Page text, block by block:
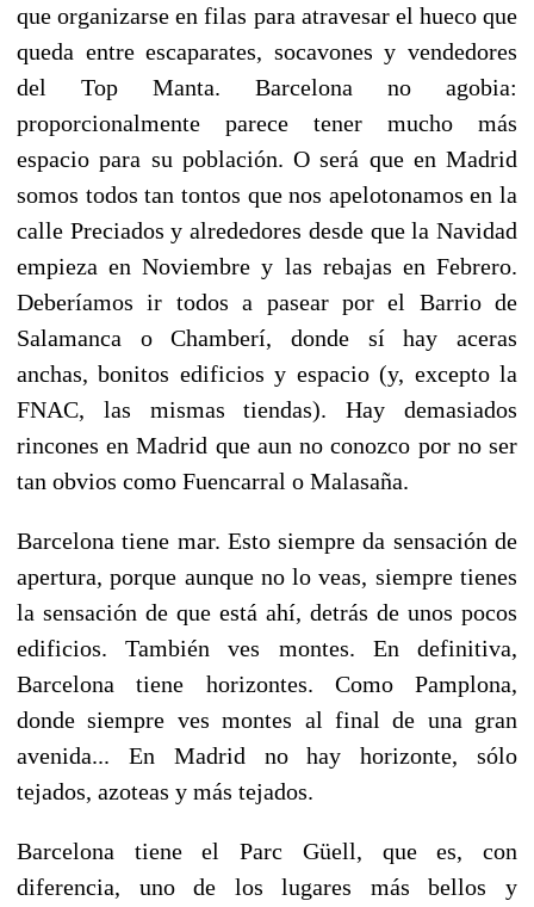
que organizarse en filas para atravesar el hueco que
queda entre escaparates, socavones y vendedores
del Top Manta. Barcelona no agobia:
proporcionalmente parece tener mucho más
espacio para su población. O será que en Madrid
somos todos tan tontos que nos apelotonamos en la
calle Preciados y alrededores desde que la Navidad
empieza en Noviembre y las rebajas en Febrero.
Deberíamos ir todos a pasear por el Barrio de
Salamanca o Chamberí, donde sí hay aceras
anchas, bonitos edificios y espacio (y, excepto la
FNAC, las mismas tiendas). Hay demasiados
rincones en Madrid que aun no conozco por no ser
tan obvios como Fuencarral o Malasaña.
Barcelona tiene mar. Esto siempre da sensación de
apertura, porque aunque no lo veas, siempre tienes
la sensación de que está ahí, detrás de unos pocos
edificios. También ves montes. En definitiva,
Barcelona tiene horizontes. Como Pamplona,
donde siempre ves montes al final de una gran
avenida... En Madrid no hay horizonte, sólo
tejados, azoteas y más tejados.
Barcelona tiene el Parc Güell, que es, con
diferencia, uno de los lugares más bellos y